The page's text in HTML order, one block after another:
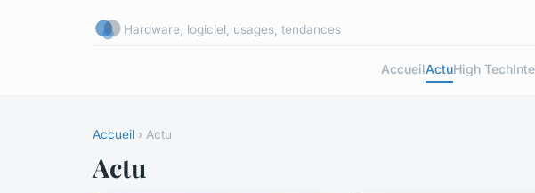
Hardware, logiciel, usages, tendances
AccueilActuHigh Tech
Accueil › Actu
Actu